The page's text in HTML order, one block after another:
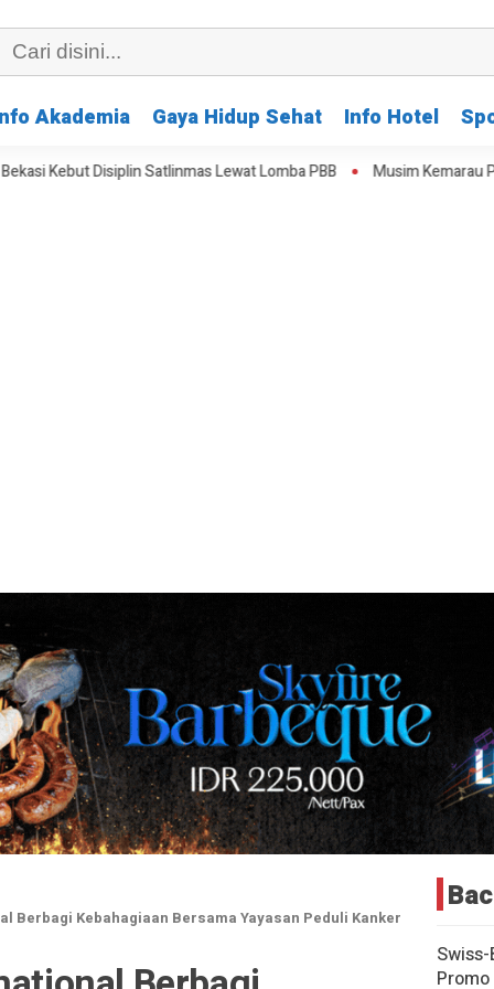
Akademia Gaya Hidup Sehat Info Hotel
Disiplin Satlinmas Lewat Lomba PBB Musim Kemarau Perparah
Berbagi Kebahagiaan Bersama Yayasan Peduli Kanker